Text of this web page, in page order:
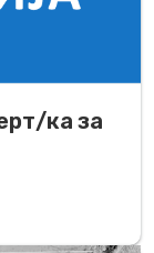
ка за